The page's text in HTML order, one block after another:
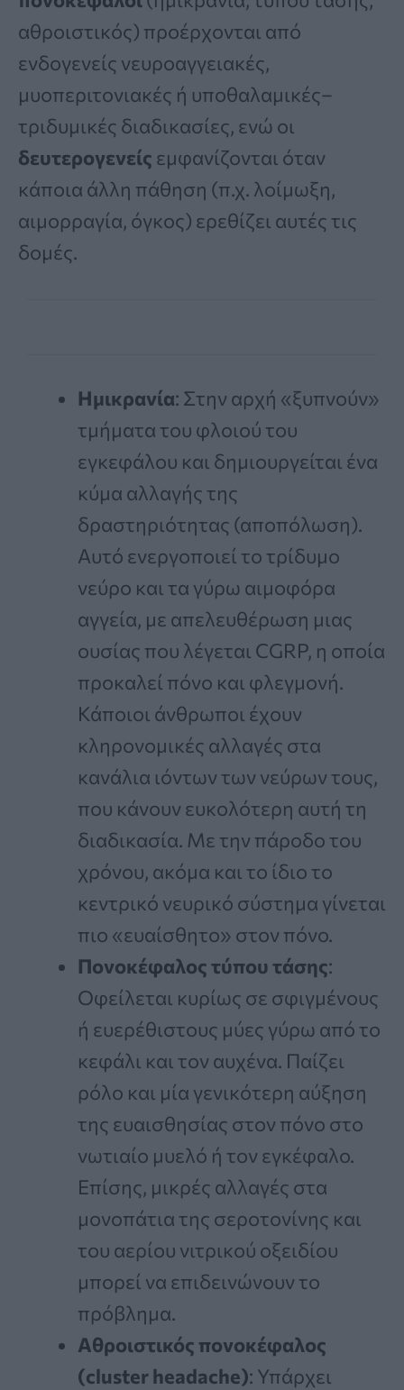
αθροιστικός) προέρχονται από
ενδογενείς νευροαγγειακές,
μυοπεριτονιακές ή υποθαλαμικές–
τριδυμικές διαδικασίες, ενώ οι
δευτερογενείς εμφανίζονται όταν
κάποια άλλη πάθηση (π.χ. λοίμωξη,
αιμορραγία, όγκος) ερεθίζει αυτές τις
δομές.
Ημικρανία: Στην αρχή «ξυπνούν»
τμήματα του φλοιού του
εγκεφάλου και δημιουργείται ένα
κύμα αλλαγής της
δραστηριότητας (αποπόλωση).
Αυτό ενεργοποιεί το τρίδυμο
νεύρο και τα γύρω αιμοφόρα
αγγεία, με απελευθέρωση μιας
ουσίας που λέγεται CGRP, η οποία
προκαλεί πόνο και φλεγμονή.
Κάποιοι άνθρωποι έχουν
κληρονομικές αλλαγές στα
κανάλια ιόντων των νεύρων τους,
που κάνουν ευκολότερη αυτή τη
διαδικασία. Με την πάροδο του
χρόνου, ακόμα και το ίδιο το
κεντρικό νευρικό σύστημα γίνεται
πιο «ευαίσθητο» στον πόνο.
Πονοκέφαλος τύπου τάσης:
Οφείλεται κυρίως σε σφιγμένους
ή ευερέθιστους μύες γύρω από το
κεφάλι και τον αυχένα. Παίζει
ρόλο και μία γενικότερη αύξηση
της ευαισθησίας στον πόνο στο
νωτιαίο μυελό ή τον εγκέφαλο.
Επίσης, μικρές αλλαγές στα
μονοπάτια της σεροτονίνης και
του αερίου νιτρικού οξειδίου
μπορεί να επιδεινώνουν το
πρόβλημα.
Αθροιστικός πονοκέφαλος
(cluster headache): Υπάρχει